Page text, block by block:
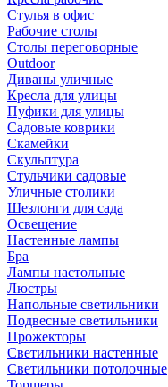
Стулья в офис
Рабочие столы
Столы переговорные
Outdoor
Диваны уличные
Кресла для улицы
Пуфики для улицы
Садовые коврики
Скамейки
Скульптура
Стульчики садовые
Уличные столики
Шезлонги для сада
Освещение
Hастенные лампы
Бра
Лампы настольные
Люстры
Напольные светильники
Подвесные светильники
Прожекторы
Светильники настенные
Светильники потолочные